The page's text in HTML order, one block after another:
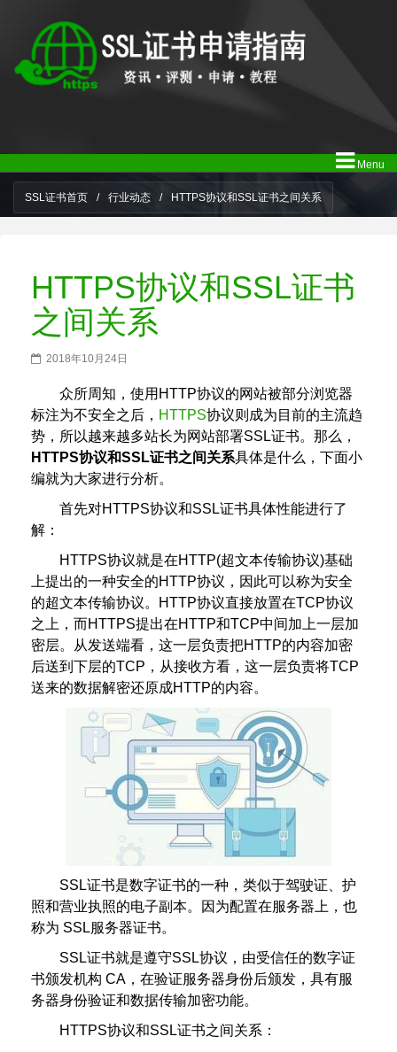
Menu
SSL证书首页 / 行业动态 / HTTPS协议和SSL证书之间关系
HTTPS协议和SSL证书
之间关系
2018年10月24日
众所周知，使用HTTP协议的网站被部分浏览器
标注为不安全之后， HTTPS协议则成为目前的主流趋
势，所以越来越多站长为网站部署SSL证书。那么，
HTTPS协议和SSL证书之间关系具体是什么，下面小
编就为大家进行分析。
首先对HTTPS协议和SSL证书具体性能进行了
解：
HTTPS协议就是在HTTP(超文本传输协议)基础
上提出的一种安全的HTTP协议，因此可以称为安全
的超文本传输协议。HTTP协议直接放置在TCP协议
之上，而HTTPS提出在HTTP和TCP中间加上一层加
密层。从发送端看，这一层负责把HTTP的内容加密
后送到下层的TCP，从接收方看，这一层负责将TCP
送来的数据解密还原成HTTP的内容。
SSL证书是数字证书的一种，类似于驾驶证、护
照和营业执照的电子副本。因为配置在服务器上，也
称为 SSL服务器证书。
SSL证书就是遵守SSL协议，由受信任的数字证
书颁发机构 CA，在验证服务器身份后颁发，具有服
务器身份验证和数据传输加密功能。
HTTPS协议和SSL证书之间关系：